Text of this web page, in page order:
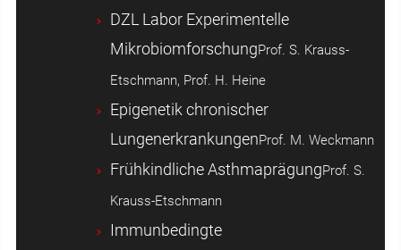
DZL Labor Experimentelle
MikrobiomforschungProf. S. Krauss-
Etschmann, Prof. H. Heine
Epigenetik chronischer
LungenerkrankungenProf. M. Weckmann
Frühkindliche AsthmaprägungProf. S.
Krauss-Etschmann
Immunbedingte